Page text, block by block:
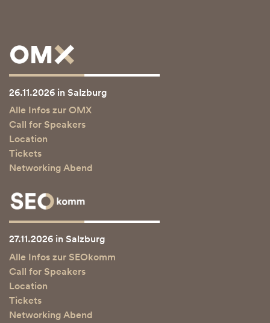
26.11.2026 in Salzburg
Alle Infos zur OMX
Call for Speakers
Location
Tickets
Networking Abend
27.11.2026 in Salzburg
Alle Infos zur SEOkomm
Call for Speakers
Location
Tickets
Networking Abend